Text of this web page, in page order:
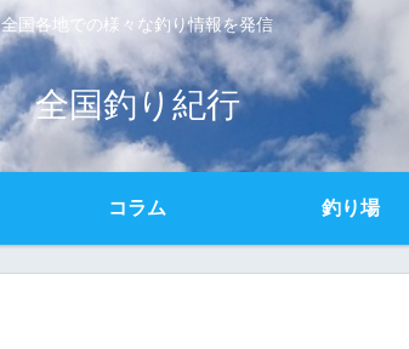
全国各地での様々な釣り情報を発信
全国釣り紀行
コラム 釣り場